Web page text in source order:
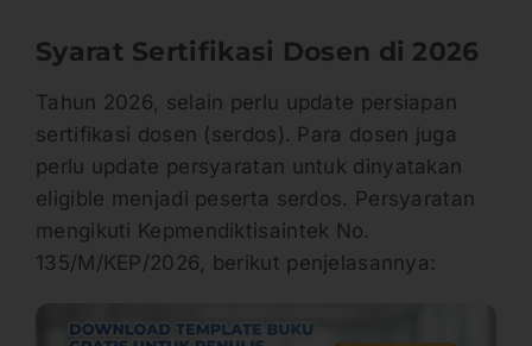
Syarat Sertifikasi Dosen di 2026
Tahun 2026, selain perlu update persiapan
sertifikasi dosen (serdos). Para dosen juga
perlu update persyaratan untuk dinyatakan
eligible menjadi peserta serdos. Persyaratan
mengikuti Kepmendiktisaintek No.
135/M/KEP/2026, berikut penjelasannya: